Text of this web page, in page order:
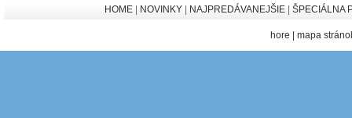
HOME NOVINKY NAJPREDÁVANEJŠIE ŠPECIÁLNA
hore mapa